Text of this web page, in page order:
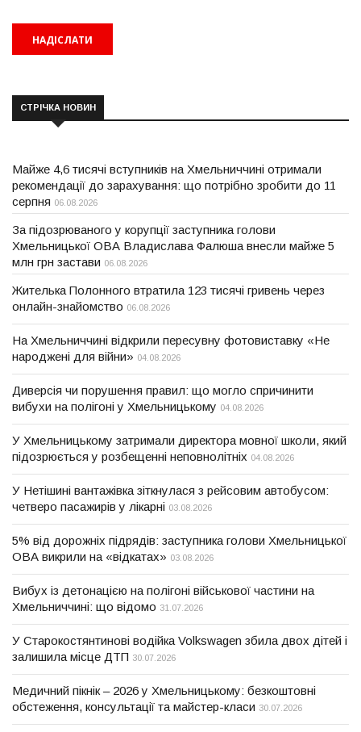
СТРІЧКА НОВИН
Майже 4,6 тисячі вступників на Хмельниччині отримали
рекомендації до зарахування: що потрібно зробити до 11
серпня 06.08.2026
За підозрюваного у корупції заступника голови
Хмельницької ОВА Владислава Фалюша внесли майже 5
млн грн застави 06.08.2026
Жителька Полонного втратила 123 тисячі гривень через
онлайн-знайомство 06.08.2026
На Хмельниччині відкрили пересувну фотовиставку «Не
народжені для війни» 04.08.2026
Диверсія чи порушення правил: що могло спричинити
вибухи на полігоні у Хмельницькому 04.08.2026
У Хмельницькому затримали директора мовної школи, який
підозрюється у розбещенні неповнолітніх 04.08.2026
У Нетішині вантажівка зіткнулася з рейсовим автобусом:
четверо пасажирів у лікарні 03.08.2026
5% від дорожніх підрядів: заступника голови Хмельницької
ОВА викрили на «відкатах» 03.08.2026
Вибух із детонацією на полігоні військової частини на
Хмельниччині: що відомо 31.07.2026
У Старокостянтинові водійка Volkswagen збила двох дітей і
залишила місце ДТП 30.07.2026
Медичний пікнік – 2026 у Хмельницькому: безкоштовні
обстеження, консультації та майстер-класи 30.07.2026